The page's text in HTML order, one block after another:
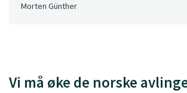
Morten Günther
Vi må øke de norske